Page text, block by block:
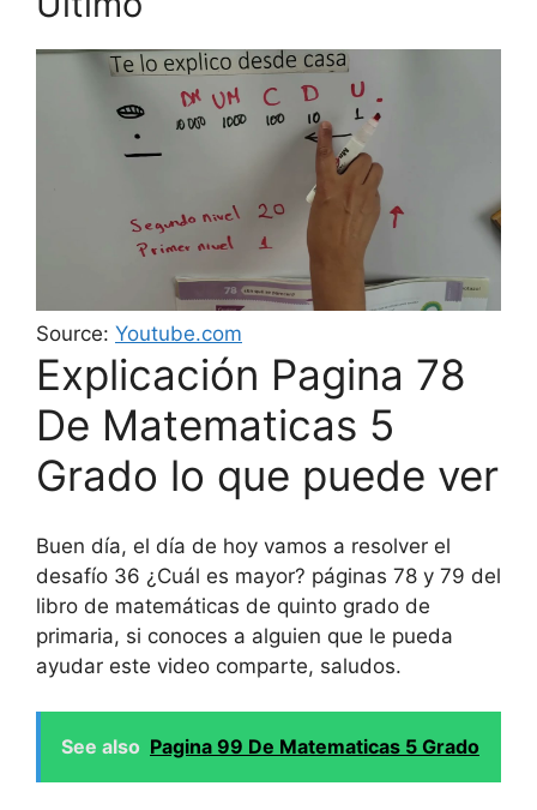
Source: Youtube.com
Explicación Pagina 78
De Matematicas 5
Grado lo que puede ver
Buen día, el día de hoy vamos a resolver el
desafío 36 ¿Cuál es mayor? páginas 78 y 79 del
libro de matemáticas de quinto grado de
primaria, si conoces a alguien que le pueda
ayudar este video comparte, saludos.
See also Pagina 99 De Matematicas 5 Grado